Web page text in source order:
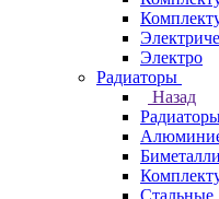
Электро
Радиаторы
Назад
Стальные